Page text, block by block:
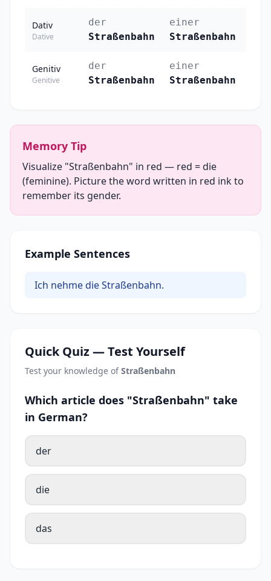
Dativ
Dative
der
Straßenbahn
einer
Straßenbahn
Genitiv
Genitive
der
Straßenbahn
einer
Straßenbahn
Memory Tip
Visualize "Straßenbahn" in red — red = die
(feminine). Picture the word written in red ink to
remember its gender.
Example Sentences
Ich nehme die Straßenbahn.
Quick Quiz — Test Yourself
Test your knowledge ofStraßenbahn
Which article does "Straßenbahn" take
in German?
der
die
das